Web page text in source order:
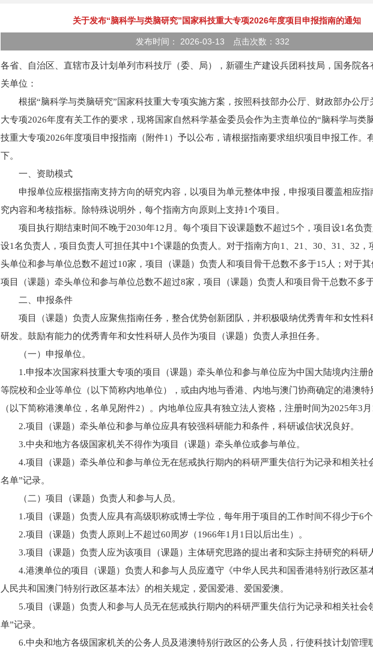
关于发布“脑科学与类脑研究”国家科技重大专项2026年度项目申报指南的通知
发布时间： 2026-03-13 点击次数：332
各省、自治区、直辖市及计划单列市科技厅（委、局），新疆生产建设兵团科技局，国务院各
关单位：
根据“脑科学与类脑研究”国家科技重大专项实施方案，按照科技部办公厅、财政部办公厅
大专项2026年度有关工作的要求，现将国家自然科学基金委员会作为主责单位的“脑科学与类
技重大专项2026年度项目申报指南（附件1）予以公布，请根据指南要求组织项目申报工作。
下。
一、资助模式
申报单位应根据指南支持方向的研究内容，以项目为单元整体申报，申报项目覆盖相应指
究内容和考核指标。除特殊说明外，每个指南方向原则上支持1个项目。
项目执行期结束时间不晚于2030年12月。每个项目下设课题数不超过5个，项目设1名负
设1名负责人，项目负责人可担任其中1个课题的负责人。对于指南方向1、21、30、31、32，
头单位和参与单位总数不超过10家，项目（课题）负责人和项目骨干总数不多于15人；对于其
项目（课题）牵头单位和参与单位总数不超过8家，项目（课题）负责人和项目骨干总数不多于
二、申报条件
项目（课题）负责人应聚焦指南任务，整合优势创新团队，并积极吸纳优秀青年和女性科
研发。鼓励有能力的优秀青年和女性科研人员作为项目（课题）负责人承担任务。
（一）申报单位。
1.申报本次国家科技重大专项的项目（课题）牵头单位和参与单位应为中国大陆境内注册
等院校和企业等单位（以下简称内地单位），或由内地与香港、内地与澳门协商确定的港澳特
（以下简称港澳单位，名单见附件2）。内地单位应具有独立法人资格，注册时间为2025年3月
2.项目（课题）牵头单位和参与单位应具有较强科研能力和条件，科研诚信状况良好。
3.中央和地方各级国家机关不得作为项目（课题）牵头单位或参与单位。
4.项目（课题）牵头单位和参与单位无在惩戒执行期内的科研严重失信行为记录和相关社
名单”记录。
（二）项目（课题）负责人和参与人员。
1.项目（课题）负责人应具有高级职称或博士学位，每年用于项目的工作时间不得少于6个
2.项目（课题）负责人原则上不超过60周岁（1966年1月1日以后出生）。
3.项目（课题）负责人应为该项目（课题）主体研究思路的提出者和实际主持研究的科研
4.港澳单位的项目（课题）负责人和参与人员应遵守《中华人民共和国香港特别行政区基
人民共和国澳门特别行政区基本法》的相关规定，爱国爱港、爱国爱澳。
5.项目（课题）负责人和参与人员无在惩戒执行期内的科研严重失信行为记录和相关社会
单”记录。
6.中央和地方各级国家机关的公务人员及港澳特别行政区的公务人员，行使科技计划管理